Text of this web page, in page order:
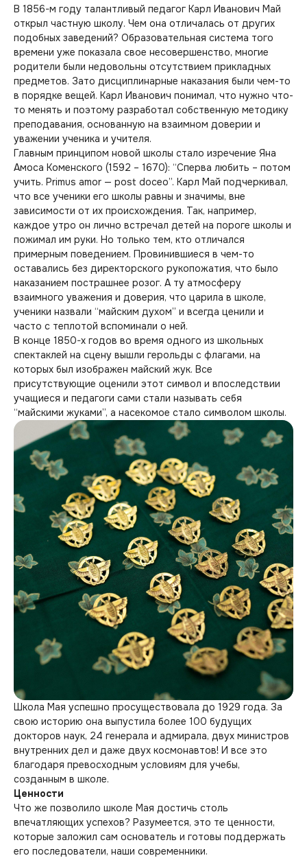
В 1856-м году талантливый педагог Карл Иванович Май
открыл частную школу. Чем она отличалась от других
подобных заведений? Образовательная система того
времени уже показала свое несовершенство, многие
родители были недовольны отсутствием прикладных
предметов. Зато дисциплинарные наказания были чем-то
в порядке вещей. Карл Иванович понимал, что нужно что-
то менять и поэтому разработал собственную методику
преподавания, основанную на взаимном доверии и
уважении ученика и учителя.
Главным принципом новой школы стало изречение Яна
Амоса Коменского (1592 – 1670): “Сперва любить – потом
учить. Primus amor — post doceo”. Карл Май подчеркивал,
что все ученики его школы равны и значимы, вне
зависимости от их происхождения. Так, например,
каждое утро он лично встречал детей на пороге школы и
пожимал им руки. Но только тем, кто отличался
примерным поведением. Провинившиеся в чем-то
оставались без директорского рукопожатия, что было
наказанием пострашнее розог. А ту атмосферу
взаимного уважения и доверия, что царила в школе,
ученики назвали “майским духом” и всегда ценили и
часто с теплотой вспоминали о ней.
В конце 1850-х годов во время одного из школьных
спектаклей на сцену вышли герольды с флагами, на
которых был изображен майский жук. Все
присутствующие оценили этот символ и впоследствии
учащиеся и педагоги сами стали называть себя
“майскими жуками”, а насекомое стало символом школы.
Школа Мая успешно просуществовала до 1929 года. За
свою историю она выпустила более 100 будущих
докторов наук, 24 генерала и адмирала, двух министров
внутренних дел и даже двух космонавтов! И все это
благодаря превосходным условиям для учебы,
созданным в школе.
Ценности
Что же позволило школе Мая достичь столь
впечатляющих успехов? Разумеется, это те ценности,
которые заложил сам основатель и готовы поддержать
его последователи, наши современники.